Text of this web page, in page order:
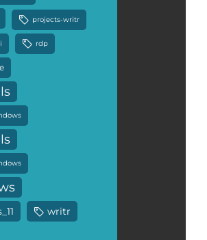
projects-writr
rdp
writr